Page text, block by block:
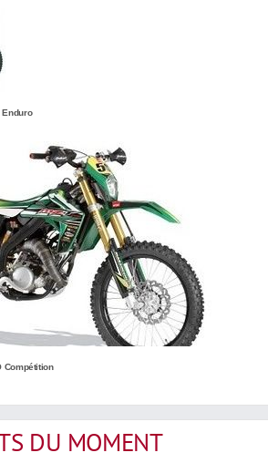
Enduro
Compétition
DU MOMENT